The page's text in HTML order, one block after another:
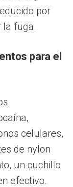
por
la fuga.
para el
celulares,
de nylon
un cuchillo
efectivo.